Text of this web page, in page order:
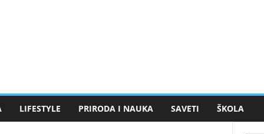
LIFESTYLE PRIRODA I NAUKA SAVETI ŠKOLA